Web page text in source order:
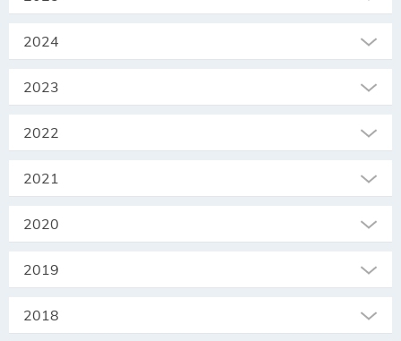
2024
2023
2022
2021
2020
2019
2018